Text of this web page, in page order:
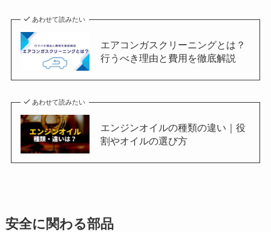
あわせて読みたい
エアコンガスクリーニングとは？
行うべき理由と費用を徹底解説
あわせて読みたい
エンジンオイルの種類の違い｜役
割やオイルの選び方
安全に関わる部品